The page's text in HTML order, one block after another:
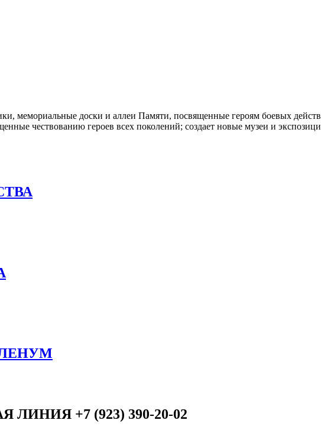
мемориальные доски и аллеи Памяти, посвященные героям боевых
чествованию героев всех поколений; создает новые музеи и
ЛИНИЯ +7 (923) 390-20-02